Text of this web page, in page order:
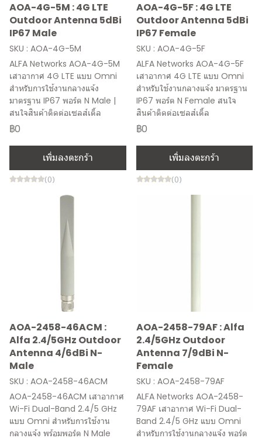
AOA-4G-5M : 4G LTE
Outdoor Antenna 5dBi
IP67 Male
SKU : AOA-4G-5M
ALFA Networks AOA-4G-5M
เสาอากาศ 4G LTE แบบ Omni
สำหรับการใช้งานกลางแจ้ง
มาตรฐาน IP67 พอร์ต N Male |
สนใจสินค้าติดต่อเซลส์เติ้ล
฿0
เพิ่มลงตะกร้า
(0)
AOA-4G-5F : 4G LTE
Outdoor Antenna 5dBi
IP67 Female
SKU : AOA-4G-5F
ALFA Networks AOA-4G-5F
เสาอากาศ 4G LTE แบบ Omni
สำหรับใช้งานกลางแจ้ง มาตรฐาน
IP67 พอร์ต N Female สนใจ
สินค้าติดต่อเซลส์เติ้ล
฿0
เพิ่มลงตะกร้า
(0)
AOA-2458-46ACM :
Alfa 2.4/5GHz Outdoor
Antenna 4/6dBi N-
Male
SKU : AOA-2458-46ACM
AOA-2458-46ACM เสาอากาศ
Wi-Fi Dual-Band 2.4/5 GHz
แบบ Omni สำหรับการใช้งาน
กลางแจ้ง พร้อมพอร์ต N Male
AOA-2458-79AF : Alfa
2.4/5GHz Outdoor
Antenna 7/9dBi N-
Female
SKU : AOA-2458-79AF
ALFA Networks AOA-2458-
79AF เสาอากาศ Wi-Fi Dual-
Band 2.4/5 GHz แบบ Omni
สำหรับการใช้งานกลางแจ้ง พอร์ต